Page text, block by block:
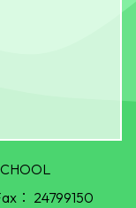
： 24799150